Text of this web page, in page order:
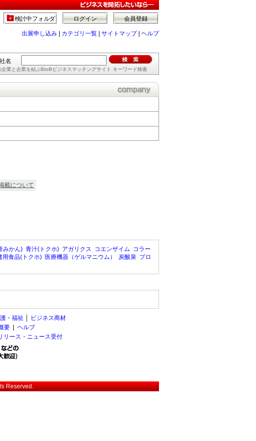
会員登録
ログイン
検討中フォルダ
出展申し込み カテゴリ一覧 サイトマップ| ヘルプ
名
業と企業を結ぶBtoBビジネスマッチングサイト キーワード検索
載について
みかん) 青汁(トクホ) アガリクス コエンザイム コラー
用食品(トクホ) 医療機器（ゲルマニウム） 炭酸泉 プロ
・福祉
ビジネス商材
要
ヘルプ
リース・ニュース受付
Reserved.